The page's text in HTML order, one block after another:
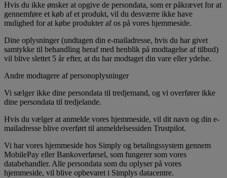
Hvis du ikke ønsker at opgive de persondata, som er påkrævet for at
gennemføre et køb af et produkt, vil du desværre ikke have
mulighed for at købe produkter af os på vores hjemmeside.
Dine oplysninger (undtagen din e-mailadresse, hvis du har givet
samtykke til behandling heraf med henblik på modtagelse af tilbud)
vil blive slettet 5 år efter, at du har modtaget din vare eller ydelse.
Andre modtagere af personoplysninger
Vi sælger ikke dine persondata til tredjemand, og vi overfører ikke
dine persondata til tredjelande.
Hvis du vælger at anmelde vores hjemmeside, vil dit navn og din e-
mailadresse blive overført til anmeldelsessiden Trustpilot.
Vi har vores hjemmeside hos Simply og betalingssystem gennem
MobilePay eller Bankoverførsel, som fungerer som vores
databehandler. Alle persondata som du oplyser på vores
hjemmeside, vil blive opbevaret i Simplys datacentre.